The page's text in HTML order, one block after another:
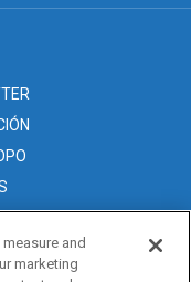
and
marketing